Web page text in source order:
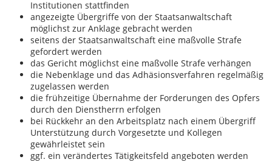
Institutionen stattfinden
angezeigte Übergriffe von der Staatsanwaltschaft
möglichst zur Anklage gebracht werden
seitens der Staatsanwaltschaft eine maßvolle Strafe
gefordert werden
das Gericht möglichst eine maßvolle Strafe verhängen
die Nebenklage und das Adhäsionsverfahren regelmäßig
zugelassen werden
die frühzeitige Übernahme der Forderungen des Opfers
durch den Dienstherrn erfolgen
bei Rückkehr an den Arbeitsplatz nach einem Übergriff
Unterstützung durch Vorgesetzte und Kollegen
gewährleistet sein
ggf. ein verändertes Tätigkeitsfeld angeboten werden